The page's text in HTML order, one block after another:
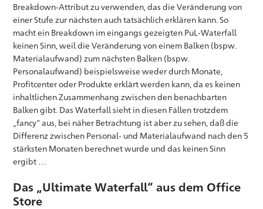
Breakdown-Attribut zu verwenden, das die Veränderung von
einer Stufe zur nächsten auch tatsächlich erklären kann. So
macht ein Breakdown im eingangs gezeigten PuL-Waterfall
keinen Sinn, weil die Veränderung von einem Balken (bspw.
Materialaufwand) zum nächsten Balken (bspw.
Personalaufwand) beispielsweise weder durch Monate,
Profitcenter oder Produkte erklärt werden kann, da es keinen
inhaltlichen Zusammenhang zwischen den benachbarten
Balken gibt. Das Waterfall sieht in diesen Fällen trotzdem
„fancy“ aus, bei näher Betrachtung ist aber zu sehen, daß die
Differenz zwischen Personal- und Materialaufwand nach den 5
stärksten Monaten berechnet wurde und das keinen Sinn
ergibt …
Das „Ultimate Waterfall“ aus dem Office
Store